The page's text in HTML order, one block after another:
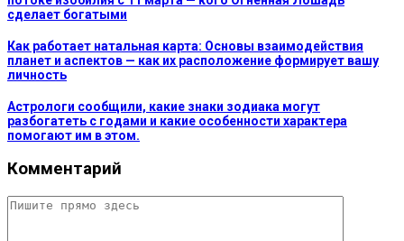
сделает богатыми
Как работает натальная карта: Основы взаимодействия
планет и аспектов — как их расположение формирует вашу
личность
Астрологи сообщили, какие знаки зодиака могут
разбогатеть с годами и какие особенности характера
помогают им в этом.
Комментарий